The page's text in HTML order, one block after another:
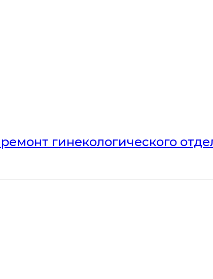
гинекологического